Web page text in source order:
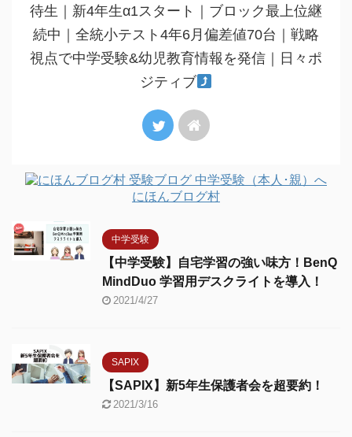
待生｜新4年生α1スタート｜ブロック最上位継
続中｜全統小テスト4年6月偏差値70台｜戦略
視点で中学受験&幼児教育情報を発信｜日々ポ
ジティブ
にほんブログ村
中学受験
【中学受験】自宅学習の強い味方！BenQ
MindDuo 学習用デスクライトを導入！
2021/4/27
SAPIX
【SAPIX】新5年生保護者会を超要約！
2021/3/16